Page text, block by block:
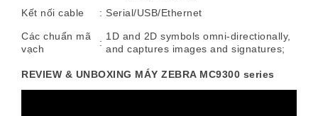
Kết nối cable
: Serial/USB/Ethernet
Các chuẩn mã
vạch
:
1D and 2D symbols omni-directionally,
and captures images and signatures;
REVIEW & UNBOXING MÁY ZEBRA MC9300 series